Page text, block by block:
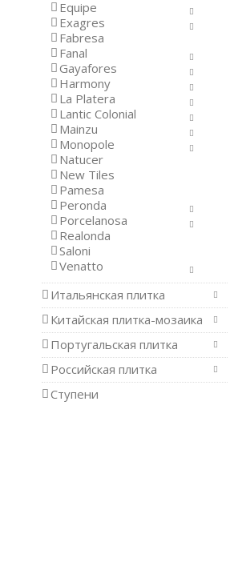
Equipe
Exagres
Fabresa
Fanal
Gayafores
Harmony
La Platera
Lantic Colonial
Mainzu
Monopole
Natucer
New Tiles
Pamesa
Peronda
Porcelanosa
Realonda
Saloni
Venatto
Итальянская плитка
Китайская плитка-мозаика
Португальская плитка
Российская плитка
Ступени